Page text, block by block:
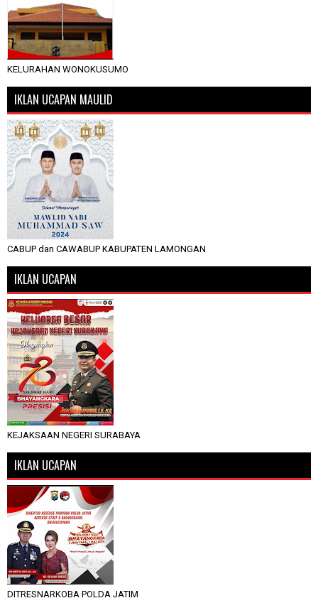
KELURAHAN WONOKUSUMO
IKLAN UCAPAN MAULID
CABUP dan CAWABUP KABUPATEN LAMONGAN
IKLAN UCAPAN
KEJAKSAAN NEGERI SURABAYA
IKLAN UCAPAN
DITRESNARKOBA POLDA JATIM